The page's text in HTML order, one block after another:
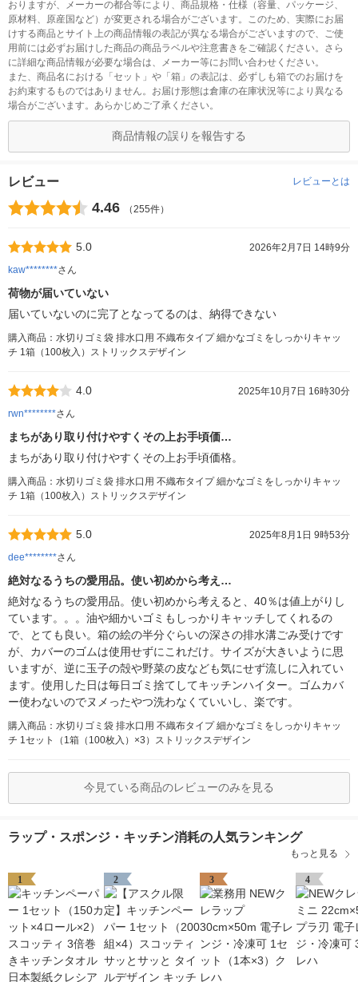
おりますが、メーカーの都合等により、商品規格・仕様（容量、パッケージ、
原材料、原産国など）が変更される場合がございます。このため、実際にお届
けする商品とサイト上の商品情報の表記が異なる場合がございますので、ご使
用前には必ずお届けした商品の商品ラベルや注意書きをご確認ください。さら
に詳細な商品情報が必要な場合は、メーカー等にお問い合わせください。
また、商品名における「セット」や「箱」の表記は、必ずしも箱でのお届けを
お約束するものではありません。お届け形態は倉庫の在庫状況等により異なる
場合がございます。あらかじめご了承ください。
商品情報の誤りを報告する
レビュー レビューとは
4.46 （255件）
5.0
2026年2月7日 14時9分
kaw********さん
荷物が届いていない
届いていないのに完了となってるのは、納得できない
購入商品：水切りゴミ袋 排水口用 不織布タイプ 細かなゴミをしっかりキャッ
チ 1箱（100枚入）ストリックスデザイン
4.0
2025年10月7日 16時30分
rwn********さん
まちがあり取り付けやすくその上お手頃価…
まちがあり取り付けやすくその上お手頃価格。
購入商品：水切りゴミ袋 排水口用 不織布タイプ 細かなゴミをしっかりキャッ
チ 1箱（100枚入）ストリックスデザイン
5.0
2025年8月1日 9時53分
dee********さん
絶対なるうちの愛用品。使い初めから考え…
絶対なるうちの愛用品。使い初めから考えると、40％は値上がりし
ています。。。油や細かいゴミもしっかりキャッチしてくれるの
で、とても良い。箱の絵の半分ぐらいの深さの排水溝ごみ受けです
が、カバーのゴムは使用せずにこれだけ。サイズが大きいように思
いますが、逆に玉子の殻や野菜の皮なども気にせず流しに入れてい
ます。使用した日は毎日ゴミ捨てしてキッチンハイター。ゴムカバ
ー使わないのでヌメったやつ洗わなくていいし、楽です。
購入商品：水切りゴミ袋 排水口用 不織布タイプ 細かなゴミをしっかりキャッ
チ 1セット（1箱（100枚入）×3）ストリックスデザイン
今見ている商品のレビューのみを見る
ラップ・スポンジ・キッチン消耗の人気ランキング
もっと見る
1 2 3 4